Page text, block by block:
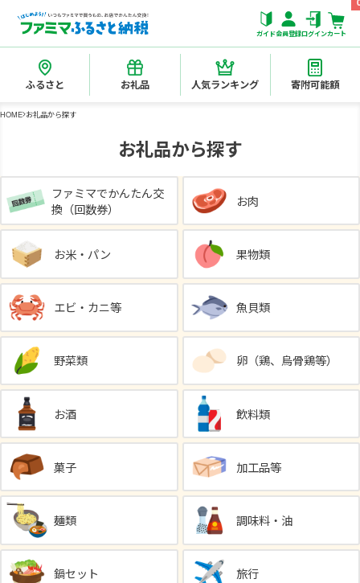
ガイド会員登録ログインカート
ふるさと お礼品 人気ランキング 寄附可能額
HOME お礼品から探す
お礼品から探す
ファミマでかんたん交
換（回数券）
お肉
お米・パン 果物類
エビ・カニ等 魚貝類
野菜類 卵（鶏、烏骨鶏等）
お酒 飲料類
菓子 加工品等
麺類 調味料・油
鍋セット 旅行